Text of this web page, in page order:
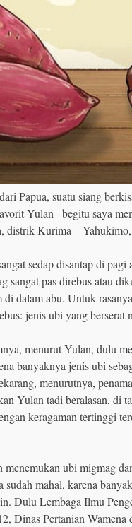
Papua, suatu siang
Yulan –begitu saya
Kurima –
sedap disantap di pagi
pas direbus atau
dalam abu. Untuk
jenis ubi yang berserat
menurut Yulan, dulu
banyaknya jenis ubi
menurutnya,
Yulan tadi beralasan, di
keragaman tertinggi
ubi migmag
sudah mahal, karena
Dulu Lembaga Ilmu
Dinas Pertanian